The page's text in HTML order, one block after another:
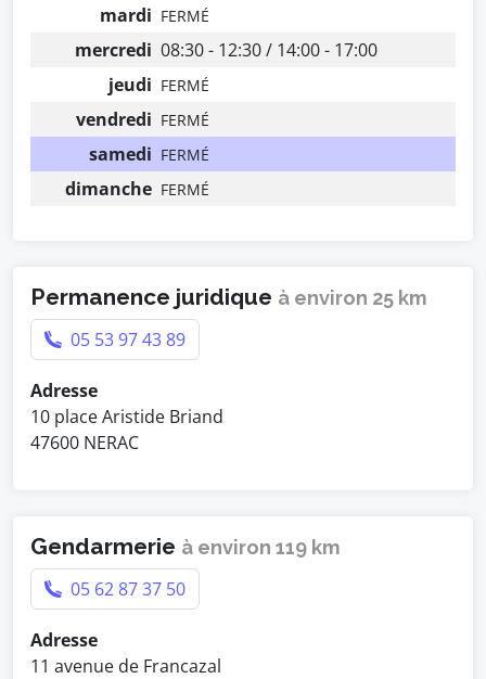
mardi FERMÉ
mercredi 08:30 - 12:30 / 14:00 - 17:00
jeudi FERMÉ
vendredi FERMÉ
samedi FERMÉ
dimanche FERMÉ
Permanence juridique à environ 25 km
05 53 97 43 89
Adresse
10 place Aristide Briand
47600 NERAC
Gendarmerie à environ 119 km
05 62 87 37 50
Adresse
11 avenue de Francazal